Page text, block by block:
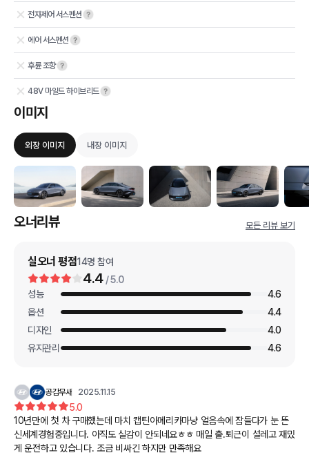
전자제어 서스펜션
에어 서스펜션
후륜 조향
48V 마일드 하이브리드
이미지
외장 이미지 내장 이미지
오너리뷰 모든 리뷰 보기
실오너 평점14명 참여
4.4 / 5.0
성능
4.6
옵션
4.4
디자인
4.0
유지관리
4.6
공감무새 2025.11.15
5.0
10년만에 첫 차 구매했는데 마치 캡틴아메리카마냥 얼음속에 잠들다가 눈 뜬
신세계경험중입니다. 아직도 실감이 안되네요ㅎㅎ 매일 출.퇴근이 설레고 재밌
게 운전하고 있습니다. 조금 비싸긴 하지만 만족해요